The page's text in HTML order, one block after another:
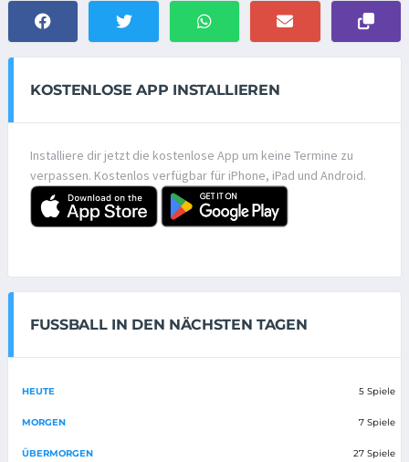
KOSTENLOSE APP INSTALLIEREN
Installiere dir jetzt die kostenlose App um keine Termine zu
verpassen. Kostenlos verfügbar für iPhone, iPad und Android.
FUSSBALL IN DEN NÄCHSTEN TAGEN
HEUTE 5 Spiele
MORGEN 7 Spiele
ÜBERMORGEN 27 Spiele